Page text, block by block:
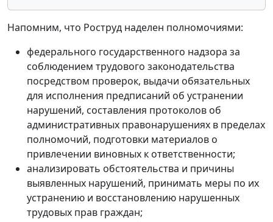
Напомним, что Роструд наделен полномочиями:
федерального государственного надзора за
соблюдением трудового законодательства
посредством проверок, выдачи обязательных
для исполнения предписаний об устранении
нарушений, составления протоколов об
административных правонарушениях в пределах
полномочий, подготовки материалов о
привлечении виновных к ответственности;
анализировать обстоятельства и причины
выявленных нарушений, принимать меры по их
устранению и восстановлению нарушенных
трудовых прав граждан;